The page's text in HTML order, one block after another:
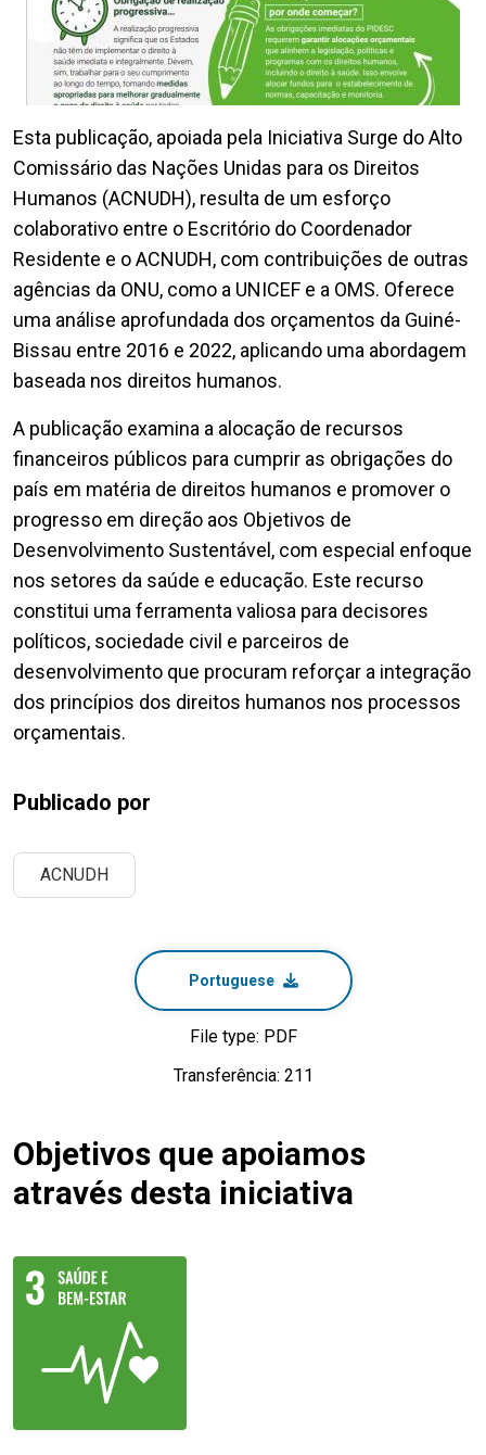
Esta publicação, apoiada pela Iniciativa Surge do Alto
Comissário das Nações Unidas para os Direitos
Humanos (ACNUDH), resulta de um esforço
colaborativo entre o Escritório do Coordenador
Residente e o ACNUDH, com contribuições de outras
agências da ONU, como a UNICEF e a OMS. Oferece
uma análise aprofundada dos orçamentos da Guiné-
Bissau entre 2016 e 2022, aplicando uma abordagem
baseada nos direitos humanos.
A publicação examina a alocação de recursos
financeiros públicos para cumprir as obrigações do
país em matéria de direitos humanos e promover o
progresso em direção aos Objetivos de
Desenvolvimento Sustentável, com especial enfoque
nos setores da saúde e educação. Este recurso
constitui uma ferramenta valiosa para decisores
políticos, sociedade civil e parceiros de
desenvolvimento que procuram reforçar a integração
dos princípios dos direitos humanos nos processos
orçamentais.
Publicado por
ACNUDH
Portuguese
File type: PDF
Transferência: 211
Objetivos que apoiamos
através desta iniciativa